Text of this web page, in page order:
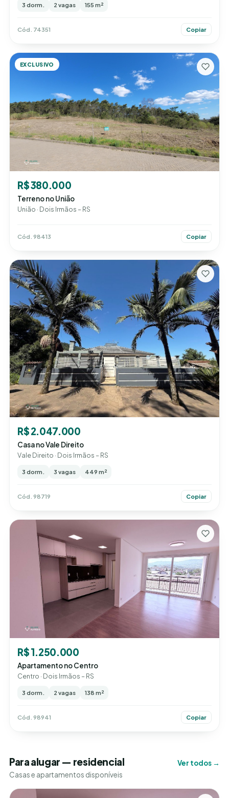
3 dorm. 2 vagas 155 m²
Cód. 74351 Copiar
EXCLUSIVO
R$ 380.000
Terreno no União
União · Dois Irmãos – RS
Cód. 98413 Copiar
R$ 2.047.000
Casa no Vale Direito
Vale Direito · Dois Irmãos – RS
3 dorm. 3 vagas 449 m²
Cód. 98719 Copiar
R$ 1.250.000
Apartamento no Centro
Centro · Dois Irmãos – RS
3 dorm. 2 vagas 138 m²
Cód. 98941 Copiar
Para alugar — residencial
Casas e apartamentos disponíveis
Ver todos →